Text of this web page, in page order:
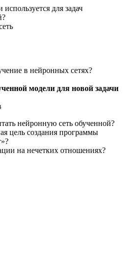
для задач
в нейронных сетях?
модели для новой задачи
нейронную сеть обученной?
цель создания программы
на нечетких отношениях?